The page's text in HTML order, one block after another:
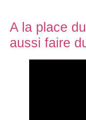
A la place
aussi faire